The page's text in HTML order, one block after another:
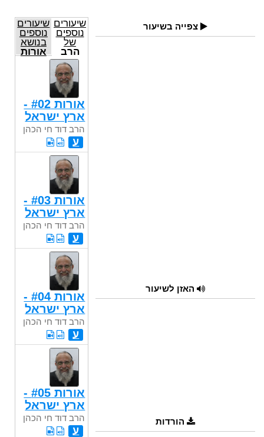
צפייה בשיעור
האזן לשיעור
הורדות
שיעורים
נוספים
של
הרב
דוד חי
הכהן
שיעורים
נוספים
בנושא
אורות
אורות #02 -
ארץ ישראל
הרב דוד חי הכהן
ע
אורות #03 -
ארץ ישראל
הרב דוד חי הכהן
ע
אורות #04 -
ארץ ישראל
הרב דוד חי הכהן
ע
אורות #05 -
ארץ ישראל
הרב דוד חי הכהן
ע